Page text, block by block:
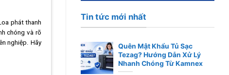
phát thanh
chóng và rõ
nghiệp. Hãy
Tin tức mới nhất
Quên Mật Khẩu Tủ Sạc
Tezag? Hướng Dẫn Xử Lý
Nhanh Chóng Từ Kamnex